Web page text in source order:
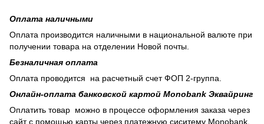
Оплата наличными
Оплата производится наличными в национальной валюте при
получении товара на отделении Новой почты.
Безналичная оплата
Оплата проводится на расчетный счет ФОП 2-группа.
Онлайн-оплата банковской картой Monobank Эквайринг
Оплатить товар можно в процессе оформления заказа через
сайт с помощью карты через платежную сиситему Monobank.